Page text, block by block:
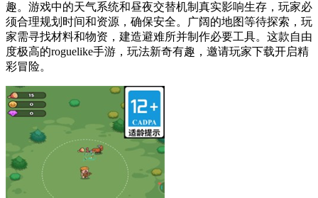
趣。游戏中的天气系统和昼夜交替机制真实影响生存，玩家必
须合理规划时间和资源，确保安全。广阔的地图等待探索，玩
家需寻找材料和物资，建造避难所并制作必要工具。这款自由
度极高的roguelike手游，玩法新奇有趣，邀请玩家下载开启精
彩冒险。